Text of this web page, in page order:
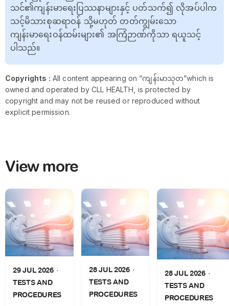
သင်၏ကျန်းမာရေးပြဿနာများနှင့် ပတ်သက်၍ လိုအပ်ပါက
သင့်မိသားစုဆရာဝန် သို့မဟုတ် တတ်ကျွမ်းသော
ကျန်းမာရေးဝန်ထမ်းများ၏ အကြံဉာဏ်ကိုသာ ရယူသင့်
ပါသည်။
Copyrights : All content appearing on “ကျန်းမာသုတ”which is
owned and operated by CLL HEALTH, is protected by
copyright and may not be reused or reproduced without
explicit permission.
View more
29 JUL 2026
TESTS AND
PROCEDURES
28 JUL 2026
TESTS AND
PROCEDURES
28 JUL 2026
TESTS AND
PROCEDURES